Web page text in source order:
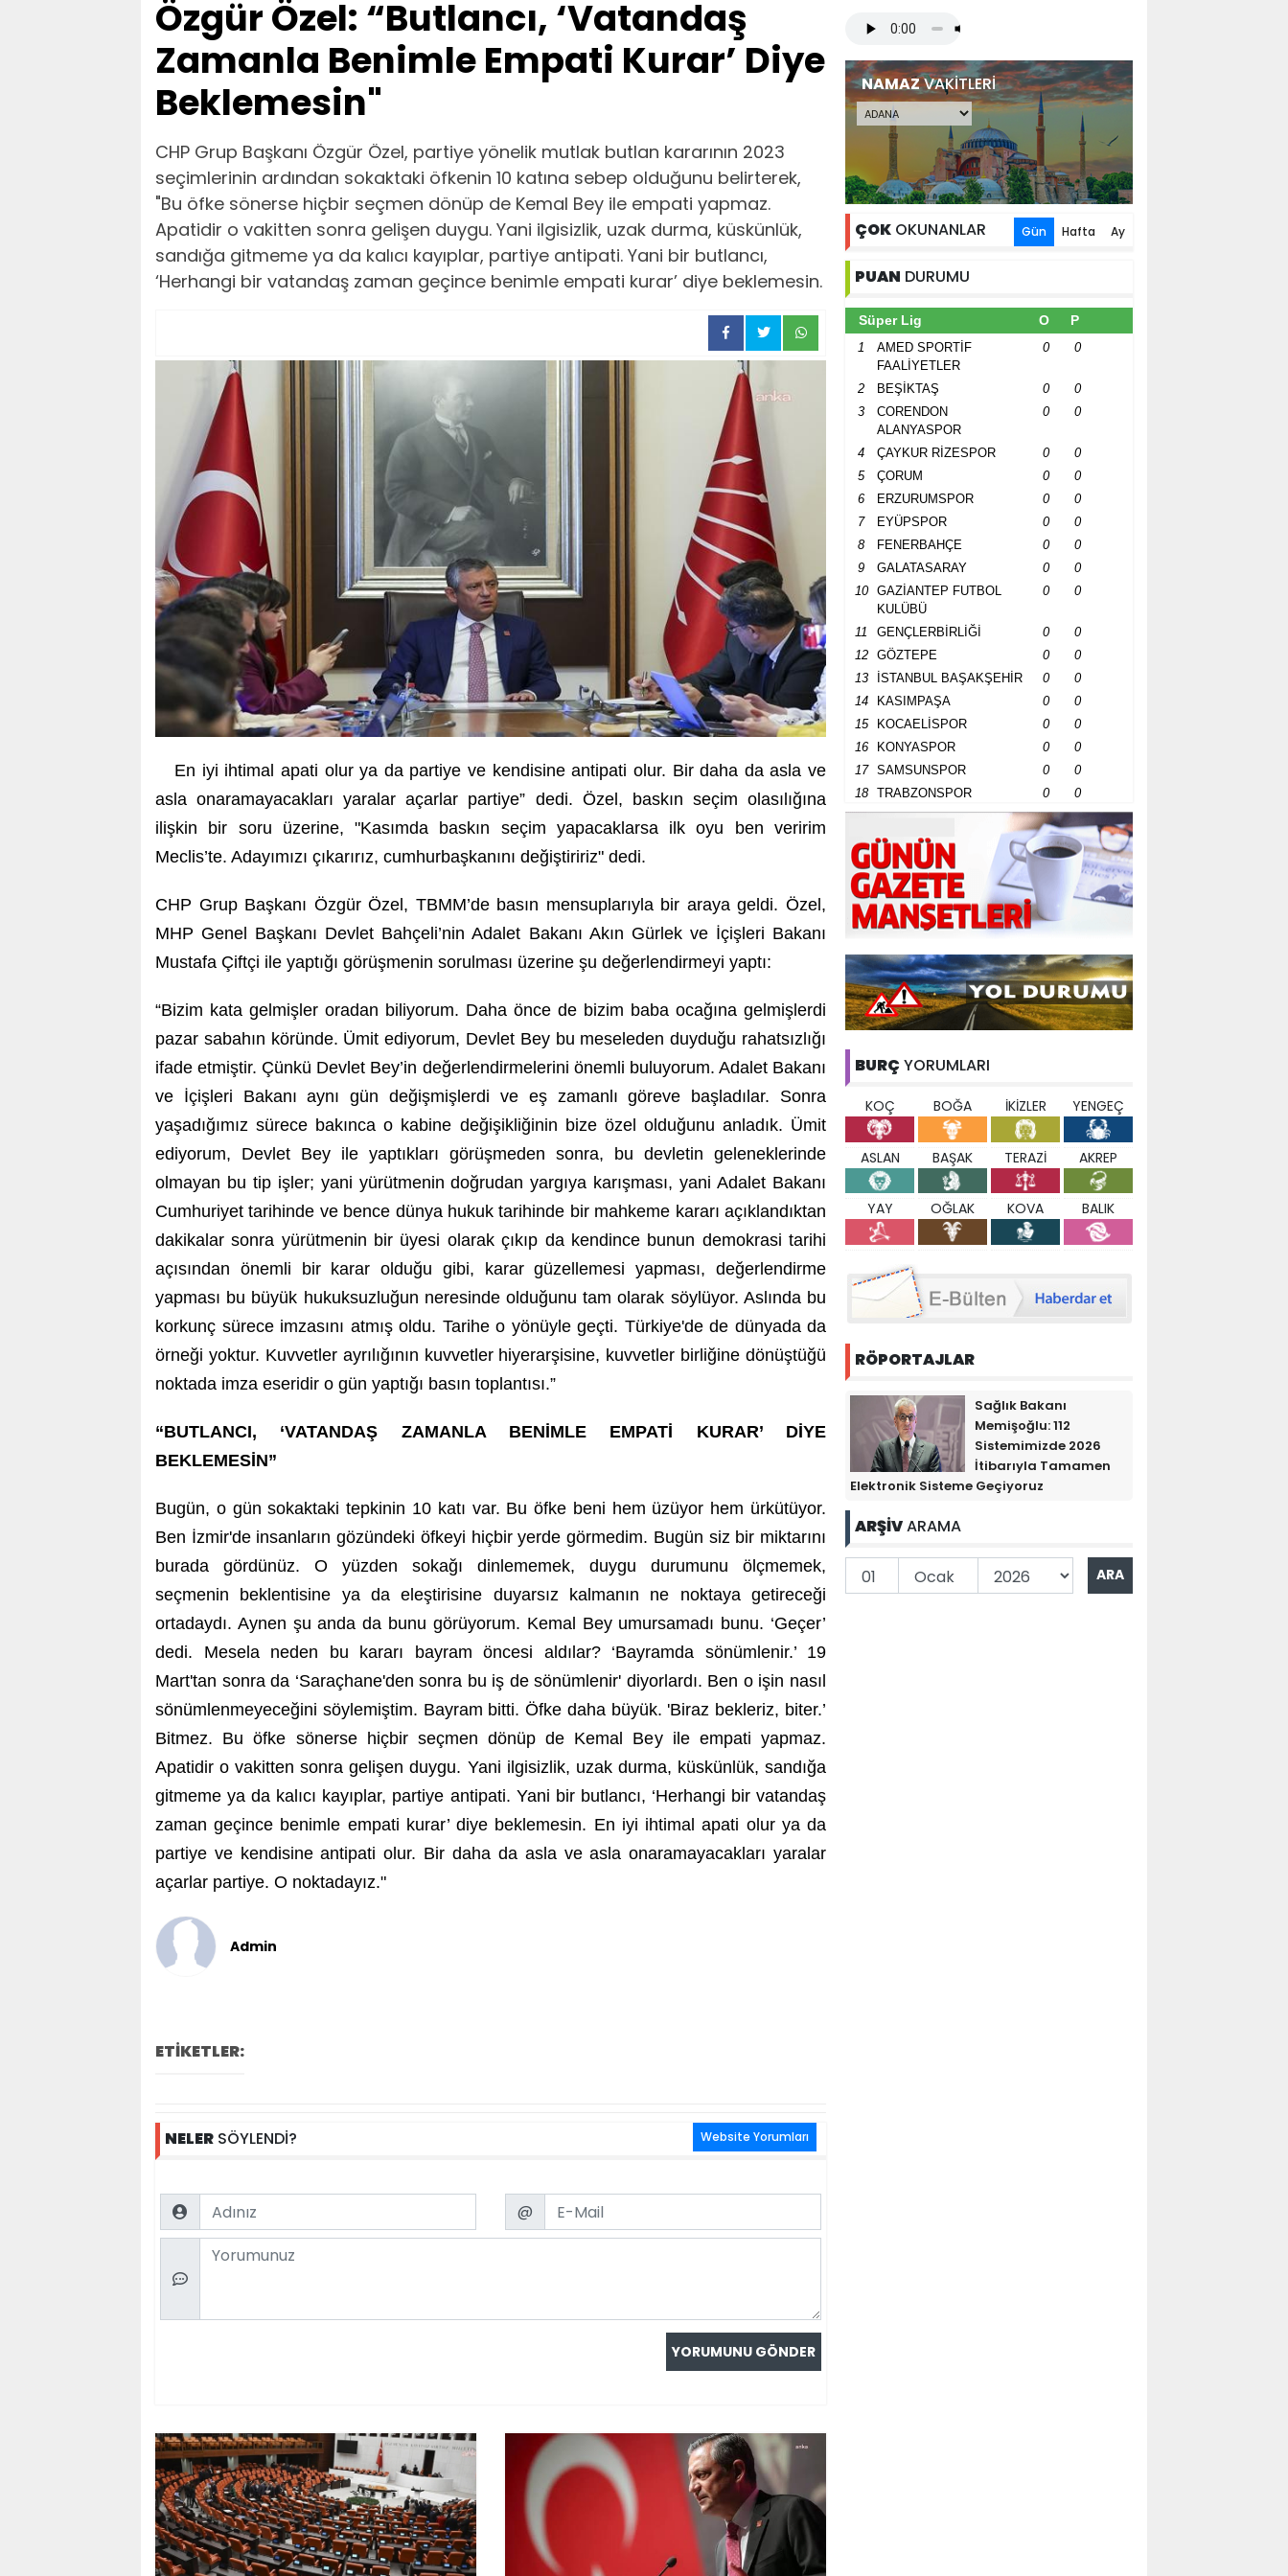
Özgür Özel: “Butlancı, ‘Vatandaş
Zamanla Benimle Empati Kurar’ Diye
Beklemesin"
CHP Grup Başkanı Özgür Özel, partiye yönelik mutlak butlan kararının 2023
seçimlerinin ardından sokaktaki öfkenin 10 katına sebep olduğunu belirterek,
"Bu öfke sönerse hiçbir seçmen dönüp de Kemal Bey ile empati yapmaz.
Apatidir o vakitten sonra gelişen duygu. Yani ilgisizlik, uzak durma, küskünlük,
sandığa gitmeme ya da kalıcı kayıplar, partiye antipati. Yani bir butlancı,
‘Herhangi bir vatandaş zaman geçince benimle empati kurar’ diye beklemesin.
En iyi ihtimal apati olur ya da partiye ve kendisine antipati olur. Bir daha da asla ve
asla onaramayacakları yaralar açarlar partiye” dedi. Özel, baskın seçim olasılığına
ilişkin bir soru üzerine, "Kasımda baskın seçim yapacaklarsa ilk oyu ben veririm
Meclis’te. Adayımızı çıkarırız, cumhurbaşkanını değiştiririz" dedi.
CHP Grup Başkanı Özgür Özel, TBMM’de basın mensuplarıyla bir araya geldi. Özel,
MHP Genel Başkanı Devlet Bahçeli’nin Adalet Bakanı Akın Gürlek ve İçişleri Bakanı
Mustafa Çiftçi ile yaptığı görüşmenin sorulması üzerine şu değerlendirmeyi yaptı:
“Bizim kata gelmişler oradan biliyorum. Daha önce de bizim baba ocağına gelmişlerdi
pazar sabahın köründe. Ümit ediyorum, Devlet Bey bu meseleden duyduğu rahatsızlığı
ifade etmiştir. Çünkü Devlet Bey’in değerlendirmelerini önemli buluyorum. Adalet Bakanı
ve İçişleri Bakanı aynı gün değişmişlerdi ve eş zamanlı göreve başladılar. Sonra
yaşadığımız sürece bakınca o kabine değişikliğinin bize özel olduğunu anladık. Ümit
ediyorum, Devlet Bey ile yaptıkları görüşmeden sonra, bu devletin geleneklerinde
olmayan bu tip işler; yani yürütmenin doğrudan yargıya karışması, yani Adalet Bakanı
Cumhuriyet tarihinde ve bence dünya hukuk tarihinde bir mahkeme kararı açıklandıktan
dakikalar sonra yürütmenin bir üyesi olarak çıkıp da kendince bunun demokrasi tarihi
açısından önemli bir karar olduğu gibi, karar güzellemesi yapması, değerlendirme
yapması bu büyük hukuksuzluğun neresinde olduğunu tam olarak söylüyor. Aslında bu
korkunç sürece imzasını atmış oldu. Tarihe o yönüyle geçti. Türkiye'de de dünyada da
örneği yoktur. Kuvvetler ayrılığının kuvvetler hiyerarşisine, kuvvetler birliğine dönüştüğü
noktada imza eseridir o gün yaptığı basın toplantısı.”
“BUTLANCI, ‘VATANDAŞ ZAMANLA BENİMLE EMPATİ KURAR’ DİYE
BEKLEMESİN”
Bugün, o gün sokaktaki tepkinin 10 katı var. Bu öfke beni hem üzüyor hem ürkütüyor.
Ben İzmir'de insanların gözündeki öfkeyi hiçbir yerde görmedim. Bugün siz bir miktarını
burada gördünüz. O yüzden sokağı dinlememek, duygu durumunu ölçmemek,
seçmenin beklentisine ya da eleştirisine duyarsız kalmanın ne noktaya getireceği
ortadaydı. Aynen şu anda da bunu görüyorum. Kemal Bey umursamadı bunu. ‘Geçer’
dedi. Mesela neden bu kararı bayram öncesi aldılar? ‘Bayramda sönümlenir.’ 19
Mart'tan sonra da ‘Saraçhane'den sonra bu iş de sönümlenir' diyorlardı. Ben o işin nasıl
sönümlenmeyeceğini söylemiştim. Bayram bitti. Öfke daha büyük. 'Biraz bekleriz, biter.’
Bitmez. Bu öfke sönerse hiçbir seçmen dönüp de Kemal Bey ile empati yapmaz.
Apatidir o vakitten sonra gelişen duygu. Yani ilgisizlik, uzak durma, küskünlük, sandığa
gitmeme ya da kalıcı kayıplar, partiye antipati. Yani bir butlancı, ‘Herhangi bir vatandaş
zaman geçince benimle empati kurar’ diye beklemesin. En iyi ihtimal apati olur ya da
partiye ve kendisine antipati olur. Bir daha da asla ve asla onaramayacakları yaralar
açarlar partiye. O noktadayız."
Admin
ETİKETLER:
NELER SÖYLENDİ? Website Yorumları
Name Email
@
Comment
NAMAZVAKİTLERİ
ÇOK OKUNANLAR Gün Hafta Ay
PUAN DURUMU
Süper Lig O P
1
AMED SPORTİF
FAALİYETLER
0 0
2 BEŞİKTAŞ 0
0
3
CORENDON
ALANYASPOR
0 0
4 ÇAYKUR RİZESPOR 0
0
5
ÇORUM 0
0
6
ERZURUMSPOR 0
0
7
EYÜPSPOR 0
0
8
FENERBAHÇE 0
0
9
GALATASARAY 0
0
10
GAZİANTEP FUTBOL
KULÜBÜ
0 0
11 GENÇLERBİRLİĞİ 0
0
12
GÖZTEPE 0
0
13
İSTANBUL BAŞAKŞEHİR 0
0
14
KASIMPAŞA 0
0
15
KOCAELİSPOR 0
0
16
KONYASPOR 0
0
17
SAMSUNSPOR 0
0
18
TRABZONSPOR 0 0
BURÇ YORUMLARI
KOÇ BOĞA İKİZLER YENGEÇ
ASLAN BAŞAK TERAZİ AKREP
YAY OĞLAK KOVA BALIK
RÖPORTAJLAR
Sağlık Bakanı
Memişoğlu: 112
Sistemimizde 2026
İtibarıyla Tamamen
Elektronik Sisteme Geçiyoruz
ARŞİVARAMA